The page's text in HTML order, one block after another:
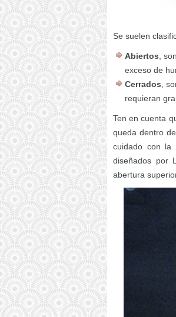
Se suelen
Abiertos ,
exceso de
Cerrados ,
requieran
Ten en cuenta
queda dentro
cuidado con la
diseñados por
abertura